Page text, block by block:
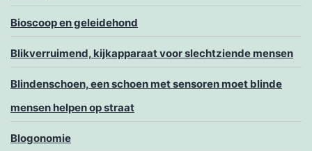
Bioscoop en geleidehond
Blikverruimend, kijkapparaat voor slechtziende mensen
Blindenschoen, een schoen met sensoren moet blinde
mensen helpen op straat
Blogonomie